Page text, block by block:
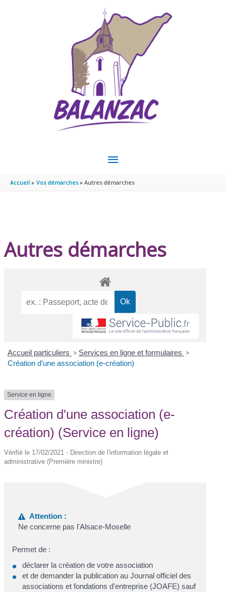
MENU
PRINCIPAL
Accueil Vos démarches Autres démarches
Autres démarches
Accueil particuliers > Services en ligne et formulaires >
Création d'une association (e-création)
Service en ligne
Création d'une association (e-
création) (Service en ligne)
Vérifié le 17/02/2021 - Direction de l'information légale et
administrative (Première ministre)
Attention :
Ne concerne pas l'Alsace-Moselle
Permet de :
déclarer la création de votre association
et de demander la publication au Journal officiel des
associations et fondations d'entreprise (JOAFE) sauf